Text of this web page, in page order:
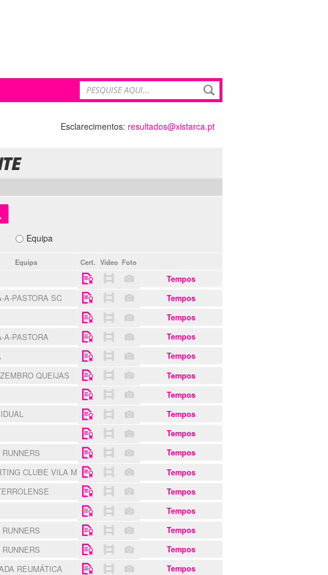
Esclarecimentos: resultados@xistarca.pt
Equipa
Equipa Cert. Video Foto
Tempos
A-PASTORA SC Tempos
Tempos
A-PASTORA Tempos
Tempos
QUEIJAS Tempos
Tempos
Tempos
Tempos
Tempos
CLUBE VILA MARIA Tempos
Tempos
Tempos
Tempos
Tempos
REUMÁTICA Tempos